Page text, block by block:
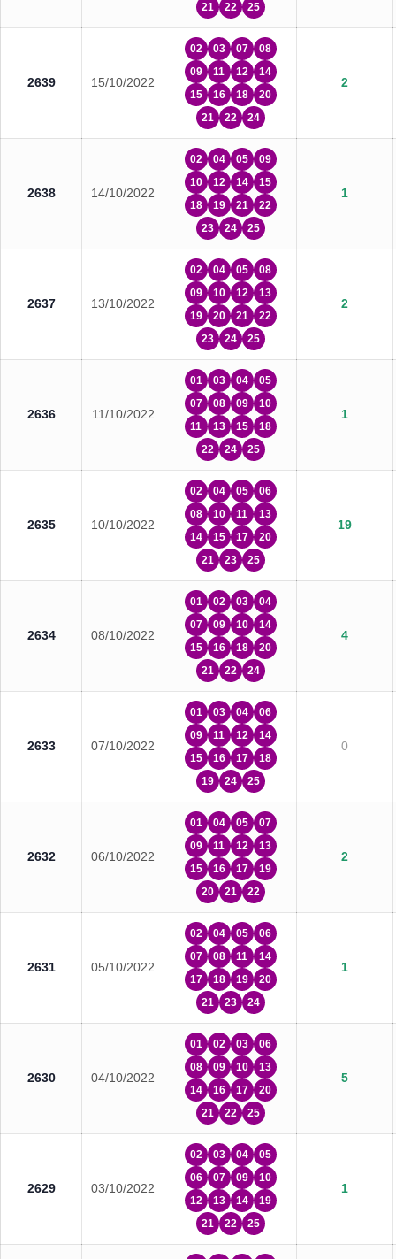
21
22 25
2639 15/10/2022
02 03 07
08
09
11 12
14
15
16 18
20
21
22 24
2
2638 14/10/2022
02 04 05
09
10
12 14
15
18
19 21
22
23
24 25
1
2637 13/10/2022
02 04 05
08
09
10 12
13
19
20 21
22
23
24 25
2
2636 11/10/2022
01 03 04
05
07
08 09
10
11
13 15
18
22
24 25
1
2635 10/10/2022
02 04 05
06
08
10 11
13
14
15 17
20
21
23 25
19
2634 08/10/2022
01 02 03
04
07
09 10
14
15
16 18
20
21
22 24
4
2633 07/10/2022
01 03 04
06
09
11 12
14
15
16 17
18
19
24 25
0
2632 06/10/2022
01 04 05
07
09
11 12
13
15
16 17
19
20
21 22
2
2631 05/10/2022
02 04 05
06
07
08 11
14
17
18 19
20
21
23 24
1
2630 04/10/2022
01 02 03
06
08
09 10
13
14
16 17
20
21
22 25
5
2629 03/10/2022
02 03 04
05
06
07 09
10
12
13 14
19
21
22 25
1